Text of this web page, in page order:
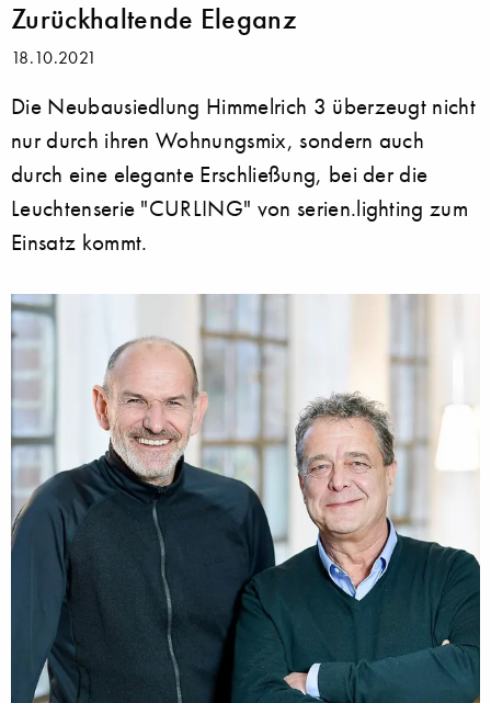
Zurückhaltende Eleganz
18.10.2021
Die Neubausiedlung Himmelrich 3 überzeugt nicht
nur durch ihren Wohnungsmix, sondern auch
durch eine elegante Erschließung, bei der die
Leuchtenserie "CURLING" von serien.lighting zum
Einsatz kommt.